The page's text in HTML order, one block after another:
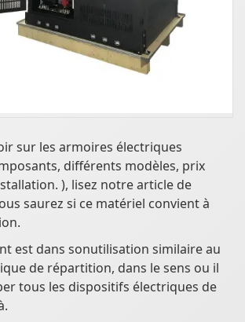
sur les armoires électriques
différents modèles, prix
), lisez notre article de
saurez si ce matériel convient à
est dans sonutilisation similaire au
de répartition, dans le sens ou il
tous les dispositifs électriques de